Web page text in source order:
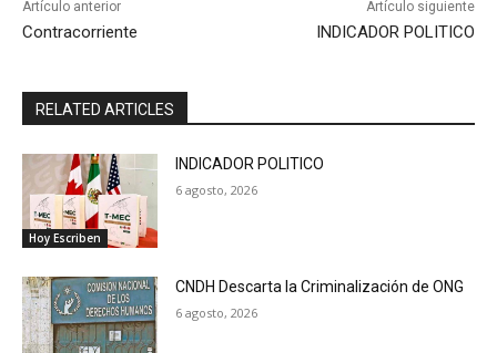
Artículo anterior
Contracorriente
Artículo siguiente
INDICADOR POLITICO
RELATED ARTICLES
Hoy Escriben
INDICADOR POLITICO
6 agosto, 2026
CNDH Descarta la Criminalización de ONG
6 agosto, 2026